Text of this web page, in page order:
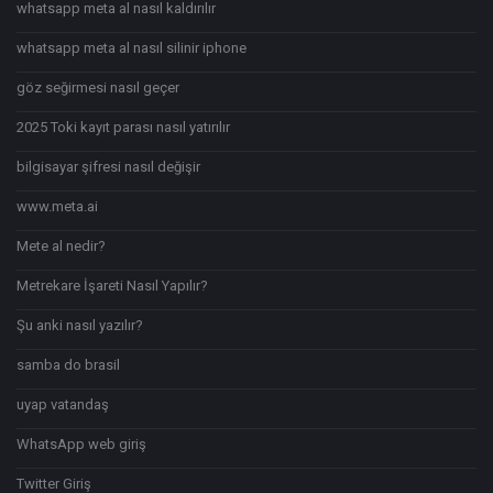
whatsapp meta al nasıl kaldırılır
whatsapp meta al nasıl silinir iphone
göz seğirmesi nasıl geçer
2025 Toki kayıt parası nasıl yatırılır
bilgisayar şifresi nasıl değişir
www.meta.ai
Mete al nedir?
Metrekare İşareti Nasıl Yapılır?
Şu anki nasıl yazılır?
samba do brasil
uyap vatandaş
WhatsApp web giriş
Twitter Giriş